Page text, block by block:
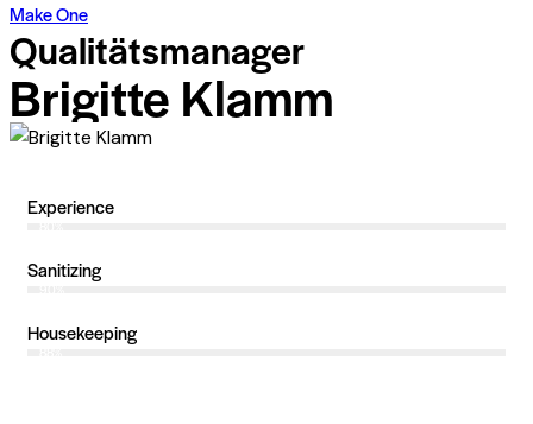
Make One
Qualitätsmanager
Brigitte Klamm
Experience
Sanitizing
Housekeeping